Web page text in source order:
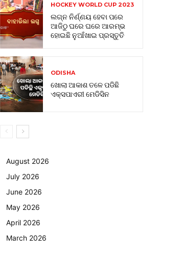
HOCKEY WORLD CUP 2023
ଲଗ୍ନ ନିର୍ଣ୍ଣୟ ହେବା ପରେ
ଆଜିଠୁ ଘରେ ଘରେ ଆରମ୍ଭ
ହୋଇଛି ନୁଆଁଖାଇ ପ୍ରସ୍ତୁତି
ODISHA
ଖୋଲା ଆକାଶ ତଳେ ପଡିଛି
ଏକ୍ସପାଏରୀ ମେଡିସିନ
August 2026
July 2026
June 2026
May 2026
April 2026
March 2026